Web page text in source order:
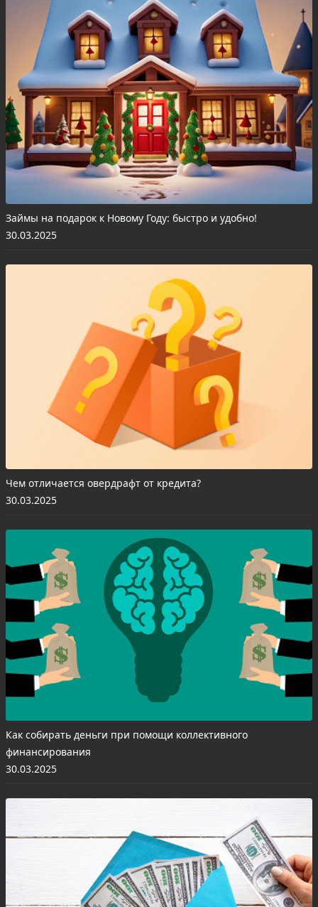
Займы на подарок к Новому Году: быстро и удобно!
30.03.2025
Чем отличается овердрафт от кредита?
30.03.2025
Как собирать деньги при помощи коллективного
финансирования
30.03.2025